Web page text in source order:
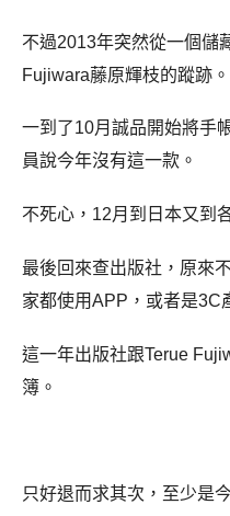
不過2013年突然從一個儲
Fujiwara藤原輝枝的蹤跡。
一到了10月誠品開始將手
員說今年沒有這一款。
不死心，12月到日本又到
最後回來查出版社，原來
家都使用APP，或者是3C
這一年出版社跟Terue
簿。
只好退而求其次，至少是